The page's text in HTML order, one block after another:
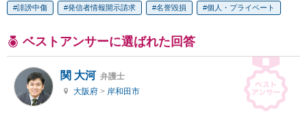
誹謗中傷 発信者情報開示請求 名誉毀損 個人・プライベート
ベストアンサーに選ばれた回答
関 大河 弁護士
大阪府 > 岸和田市